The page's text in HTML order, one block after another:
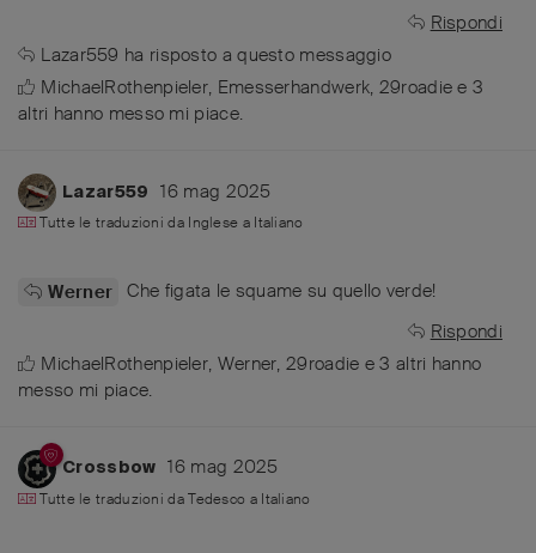
Rispondi
Lazar559 ha risposto a questo messaggio
MichaelRothenpieler, Emesserhandwerk, 29roadie e3
altri hanno messo mi piace.
Lazar559 16 mag 2025
Tutte le traduzioni da Inglese a Italiano
Werner Che figata le squame su quello verde!
Rispondi
MichaelRothenpieler, Werner,29roadie e3 altri hanno
messo mi piace.
Crossbow 16 mag 2025
Tutte le traduzioni daTedesco a Italiano